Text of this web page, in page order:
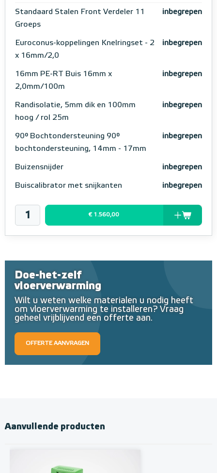
Standaard Stalen Front Verdeler 11
Groeps
inbegrepen
Euroconus-koppelingen Knelringset - 2
x 16mm/2,0
inbegrepen
16mm PE-RT Buis 16mm x
2,0mm/100m
inbegrepen
Randisolatie, 5mm dik en 100mm
hoog / rol 25m
inbegrepen
90° Bochtondersteuning 90°
bochtondersteuning, 14mm - 17mm
inbegrepen
Buizensnijder inbegrepen
Buiscalibrator met snijkanten inbegrepen
€ 1.560,00
Doe-het-zelf
vloerverwarming
Wilt u weten welke materialen u nodig heeft
om vloerverwarming te installeren? Vraag
geheel vrijblijvend een offerte aan.
OFFERTE AANVRAGEN
Aanvullende producten